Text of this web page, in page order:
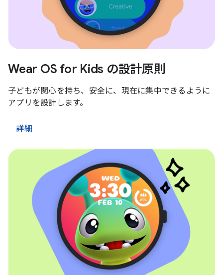
Wear OS for Kids の設計原則
子どもが関心を持ち、安全に、現在に集中できるように
アプリを設計します。
詳細